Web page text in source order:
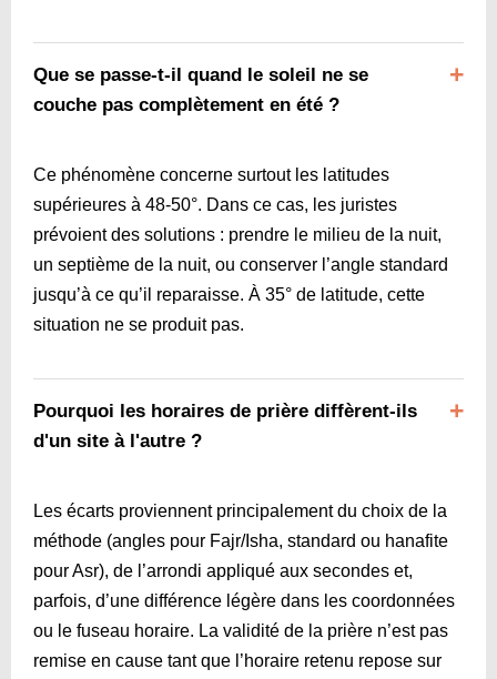
Que se passe-t-il quand le soleil ne se
couche pas complètement en été ?
Ce phénomène concerne surtout les latitudes
supérieures à 48-50°. Dans ce cas, les juristes
prévoient des solutions : prendre le milieu de la nuit,
un septième de la nuit, ou conserver l’angle standard
jusqu’à ce qu’il reparaisse. À 35° de latitude, cette
situation ne se produit pas.
Pourquoi les horaires de prière diffèrent-ils
d'un site à l'autre ?
Les écarts proviennent principalement du choix de la
méthode (angles pour Fajr/Isha, standard ou hanafite
pour Asr), de l’arrondi appliqué aux secondes et,
parfois, d’une différence légère dans les coordonnées
ou le fuseau horaire. La validité de la prière n’est pas
remise en cause tant que l’horaire retenu repose sur